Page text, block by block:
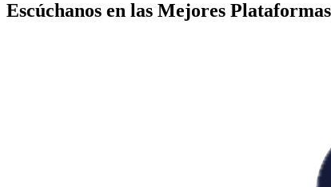
Escúchanos en las Mejores Plataformas